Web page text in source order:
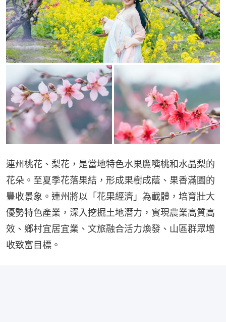
連州桃花、梨花，是當地特色水果鷹嘴桃和水晶梨的
花朵。至夏季花落果結，形成果樹成蔭、果香滿園的
豐收景象。連州將以「花果經濟」為載體，培育壯大
優勢特色產業，深入挖掘土地潛力，實現農業高質高
效、鄉村宜居宜業、文旅融合活力煥發、山區群眾增
收致富目標。